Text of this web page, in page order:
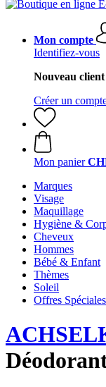
Mon compte
Identifiez-vous
Nouveau client
Créer un
Mon panier
Marques
Visage
Maquillage
Hygiène &
Cheveux
Hommes
Bébé & Enfant
Thèmes
Soleil
Offres Spéciales